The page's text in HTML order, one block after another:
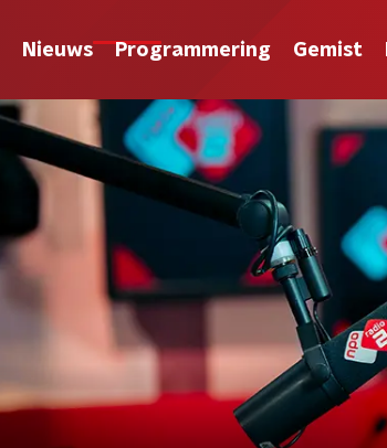
Nieuws Programmering Gemist